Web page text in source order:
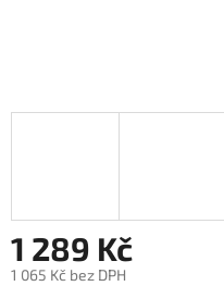
1 289 Kč
1 065 Kč bez DPH